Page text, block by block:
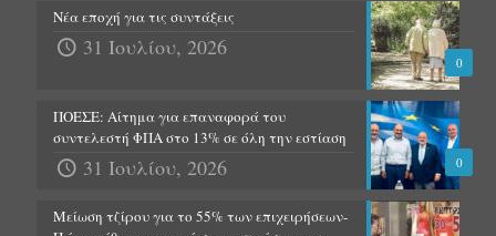
0
Νέα εποχή για τις συντάξεις
31 Ιουλίου, 2026
0
ΠΟΕΣΕ: Αίτημα για επαναφορά του
συντελεστή ΦΠΑ στο 13% σε όλη την εστίαση
31 Ιουλίου, 2026
Μείωση τζίρου για το 55% των επιχειρήσεων-